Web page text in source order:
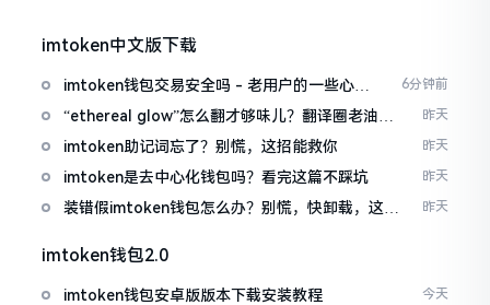
imtoken中文版下载
imtoken钱包交易安全吗 - 老用户的一些心里
话
6分钟前
“ethereal glow”怎么翻才够味儿？翻译圈老油条
的私房话
昨天
imtoken助记词忘了？别慌，这招能救你 昨天
imtoken是去中心化钱包吗？看完这篇不踩坑 昨天
装错假imtoken钱包怎么办？别慌，快卸载，这几
昨天
imtoken钱包2.0
imtoken钱包安卓版版本下载安装教程 今天